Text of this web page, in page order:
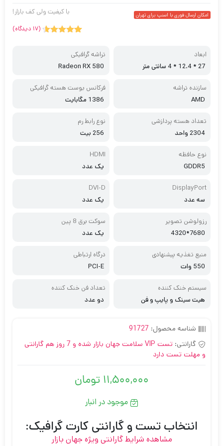
امکان ارسال فوری با اسنپ برای تهران با کیفیت ولی کف بازار!
امتیاز
مشتری
(
17 دیدگاه)
ابعاد
27 * 12.4 * 4 سانتی متر
تراشه گرافیکی
Radeon RX 580
سازنده تراشه
AMD
فرکانس بوست هسته گرافیکی
1386 مگابایت
تعداد هسته پردازشی
2304 واحد
نوع رابط رم
256 بیت
نوع حافظه
GDDR5
HDMI
یک عدد
DisplayPort
سه عدد
DVI-D
یک عدد
رزولوشن تصویر
7680*4320
سوکت برق 8 پین
یک عدد
منبع تغذیه پیشنهادی
550 وات
درگاه ارتباطی
PCI-E
سیستم خنک کننده
هیت سینک و پایپ و فن
تعداد فن خنک‌ کننده
دو عدد
شناسه محصول: 91727
گارانتی:
تست VIP سلامت جهان بازار شده و 7 روز هم گارانتی
و مهلت تست دارد
11,500,000 تومان
موجود در انبار
انتخاب تست و گارانتی کارت گرافیک:
مشاهده شرایط گارانتی ویژه جهان بازار